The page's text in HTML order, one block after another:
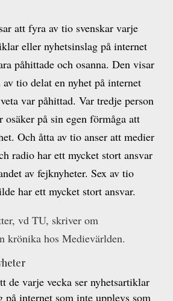
att fyra av tio svenskar varje
eller nyhetsinslag på internet
påhittade och osanna. Den visar
tio delat en nyhet på internet
var påhittad. Var tredje person
osäker på sin egen förmåga att
Och åtta av tio anser att medier
radio har ett mycket stort ansvar
av fejknyheter. Sex av tio
har ett mycket stort ansvar.
vd TU, skriver om
krönika hos Medievärlden.
de varje vecka ser nyhetsartiklar
på internet som inte upplevs som